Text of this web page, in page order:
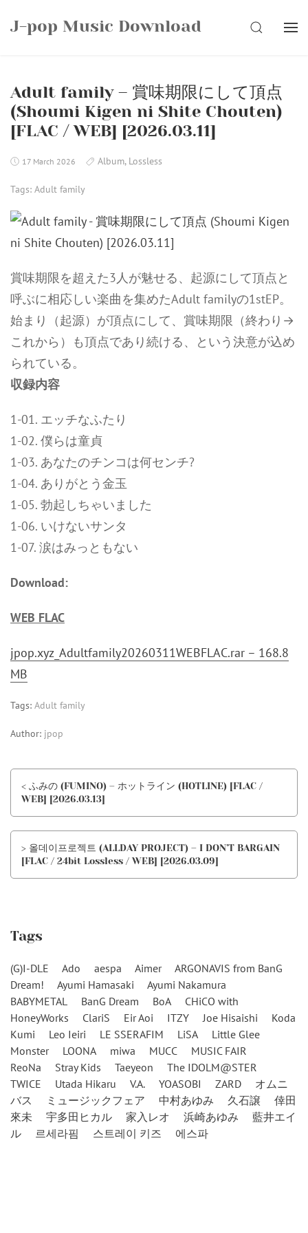
J-pop Music Download SEARCH
Adult family – 賞味期限にして頂点
(Shoumi Kigen ni Shite Chouten)
[FLAC / WEB] [2026.03.11]
17 March 2026 Album, Lossless
Tags: Adult family
賞味期限を超えた3人が魅せる、起源にして頂点と
呼ぶに相応しい楽曲を集めたAdult familyの1stEP。
始まり（起源）が頂点にして、賞味期限（終わり→
これから）も頂点であり続ける、という決意が込め
られている。
収録内容
1-01. エッチなふたり
1-02. 僕らは童貞
1-03. あなたのチンコは何センチ?
1-04. ありがとう金玉
1-05. 勃起しちゃいました
1-06. いけないサンタ
1-07. 涙はみっともない
Download:
WEB FLAC
jpop.xyz_Adultfamily20260311WEBFLAC.rar – 168.8
MB
Tags: Adult family
Author: jpop
< ふみの (FUMINO) – ホットライン (HOTLINE) [FLAC /
WEB] [2026.03.13]
> 올데이프로젝트 (ALLDAY PROJECT) – I DON’T BARGAIN
[FLAC / 24bit Lossless / WEB] [2026.03.09]
Tags
(G)I-DLE Ado aespa Aimer
ARGONAVIS from BanG
Dream!
Ayumi Hamasaki
Ayumi Nakamura
BABYMETAL
BanG Dream BoA
CHiCO with
HoneyWorks
ClariS Eir Aoi ITZY Joe Hisaishi
Koda
Kumi
Leo Ieiri LE SSERAFIM LiSA
Little Glee
Monster
LOONA miwa MUCC
MUSIC FAIR
ReoNa
Stray Kids Taeyeon
The IDOLM@STER
TWICE
Utada Hikaru V.A. YOASOBI ZARD
オムニ
バス
ミュージックフェア 中村あゆみ 久石譲
倖田
來未
宇多田ヒカル 家入レオ 浜崎あゆみ
藍井エイ
ル
르세라핌 스트레이 키즈 에스파